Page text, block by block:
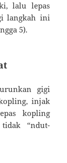
lalu lepas
langkah ini
5).
gigi
injak
kopling
“ndut-